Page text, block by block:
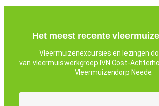
Het meest recente
Vleermuizenexcursies en lezingen
van vleermuiswerkgroep IVN Oost-
Vleermuizendorp Neede.